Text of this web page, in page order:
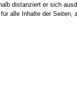
distanziert er sich
alle Inhalte der Seiten,